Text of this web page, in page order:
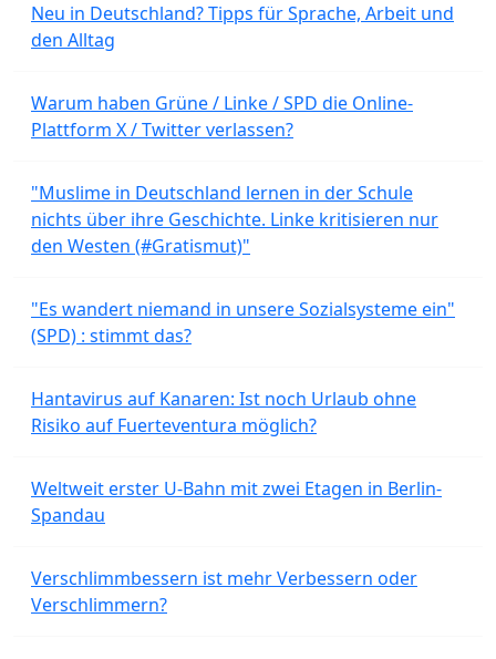
Neu in Deutschland? Tipps für Sprache, Arbeit und
den Alltag
Warum haben Grüne / Linke / SPD die Online-
Plattform X / Twitter verlassen?
"Muslime in Deutschland lernen in der Schule
nichts über ihre Geschichte. Linke kritisieren nur
den Westen (#Gratismut)"
"Es wandert niemand in unsere Sozialsysteme ein"
(SPD) : stimmt das?
Hantavirus auf Kanaren: Ist noch Urlaub ohne
Risiko auf Fuerteventura möglich?
Weltweit erster U-Bahn mit zwei Etagen in Berlin-
Spandau
Verschlimmbessern ist mehr Verbessern oder
Verschlimmern?